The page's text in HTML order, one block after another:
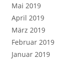
Mai 2019
April 2019
März 2019
Februar 2019
Januar 2019